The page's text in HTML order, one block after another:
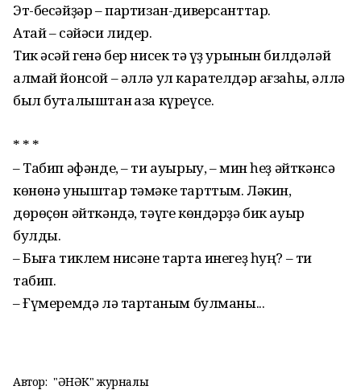
Эт-бесәйҙәр – партизан-диверсанттар.
Атай – сәйәси лидер.
Тик әсәй генә бер нисек тә үҙ урынын билдәләй
алмай йонсой – әллә ул карателдәр ағзаһы, әллә
был буталыштан ҡаза күреүсе.
* * *
– Табип әфәнде, – ти ауырыу, – мин һеҙ әйткәнсә
көнөнә уныштар тәмәке тарттым. Ләкин,
дөрөҫөн әйткәндә, тәүге көндәрҙә бик ауыр
булды.
– Быға тиклем нисәне тарта инегеҙ һуң? – ти
табип.
– Ғүмеремдә лә тартҡаным булманы...
Автор: "ҺӘНӘК" журналы